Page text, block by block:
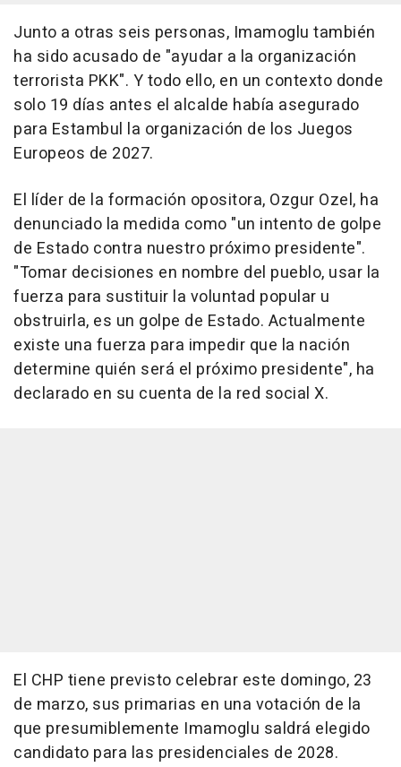
Junto a otras seis personas, Imamoglu también
ha sido acusado de "ayudar a la organización
terrorista PKK". Y todo ello, en un contexto donde
solo 19 días antes el alcalde había asegurado
para Estambul la organización de los Juegos
Europeos de 2027.
El líder de la formación opositora, Ozgur Ozel, ha
denunciado la medida como "un intento de golpe
de Estado contra nuestro próximo presidente".
"Tomar decisiones en nombre del pueblo, usar la
fuerza para sustituir la voluntad popular u
obstruirla, es un golpe de Estado. Actualmente
existe una fuerza para impedir que la nación
determine quién será el próximo presidente", ha
declarado en su cuenta de la red social X.
El CHP tiene previsto celebrar este domingo, 23
de marzo, sus primarias en una votación de la
que presumiblemente Imamoglu saldrá elegido
candidato para las presidenciales de 2028.